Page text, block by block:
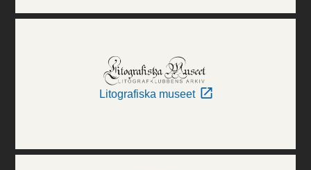
Litografiska museet